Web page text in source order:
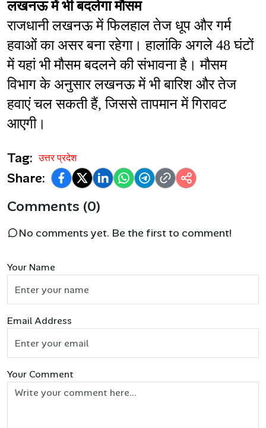
लखनऊ में भी बदलेगा मौसम
राजधानी लखनऊ में फिलहाल तेज धूप और गर्म
हवाओं का असर बना रहेगा। हालांकि अगले 48 घंटों
में यहां भी मौसम बदलने की संभावना है। मौसम
विभाग के अनुसार लखनऊ में भी बारिश और तेज
हवाएं चल सकती हैं, जिससे तापमान में गिरावट
आएगी।
Tag: उत्तर प्रदेश
Share:
Comments (0)
No comments yet. Be the first to comment!
Your Name
Email Address
Your Comment